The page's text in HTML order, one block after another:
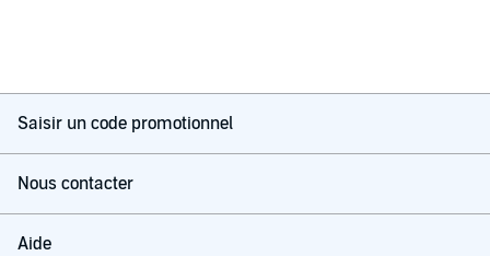
Saisir un code promotionnel
Nous contacter
Aide